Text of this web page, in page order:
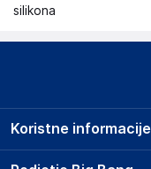
silikona
Koristne informacije
Prodajna mesta